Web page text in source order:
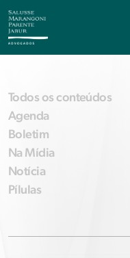
Todos os conteúdos
Agenda
Boletim
Na Mídia
Notícia
Pílulas